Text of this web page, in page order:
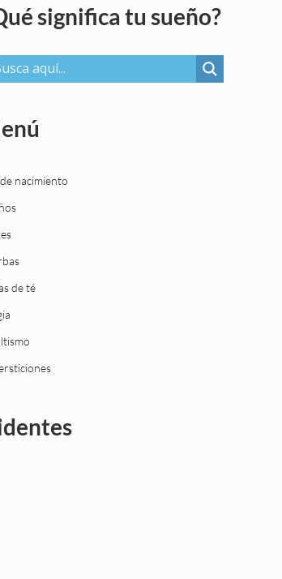
significa tu sueño?
nacimiento
de té